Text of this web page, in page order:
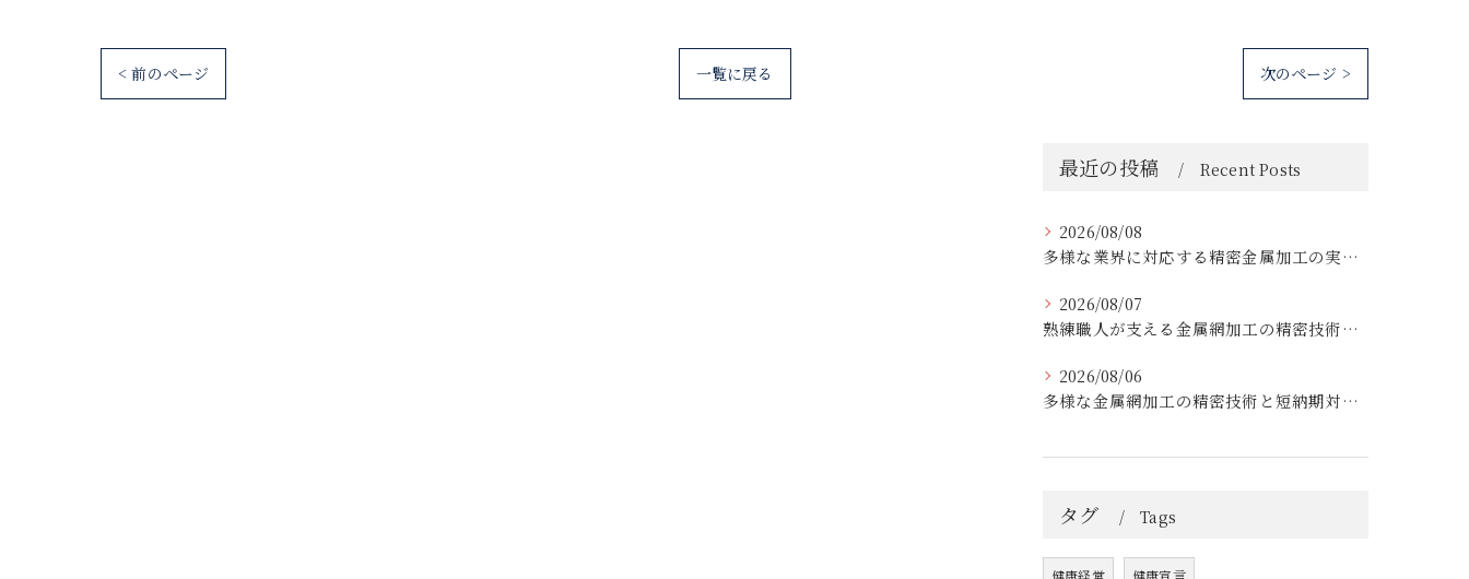
< 前のページ 一覧に戻る 次のページ >
最近の投稿 Recent Posts
2026/08/08
多様な業界に対応する精密金属加工の実績と技術
2026/08/07
熟練職人が支える金属網加工の精密技術と柔軟対応
2026/08/06
多様な金属網加工の精密技術と短納期対応の実例
タグ Tags
健康経営 健康宣言